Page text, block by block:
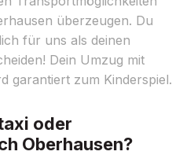
überzeugen. Du
für uns als deinen
Dein Umzug mit
garantiert zum Kinderspiel.
oder
Oberhausen?